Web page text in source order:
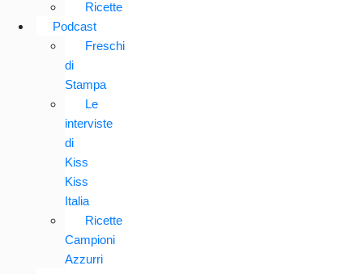
Ricette
Podcast
Freschi
di
Stampa
Le
interviste
di
Kiss
Kiss
Italia
Ricette
Campioni
Azzurri